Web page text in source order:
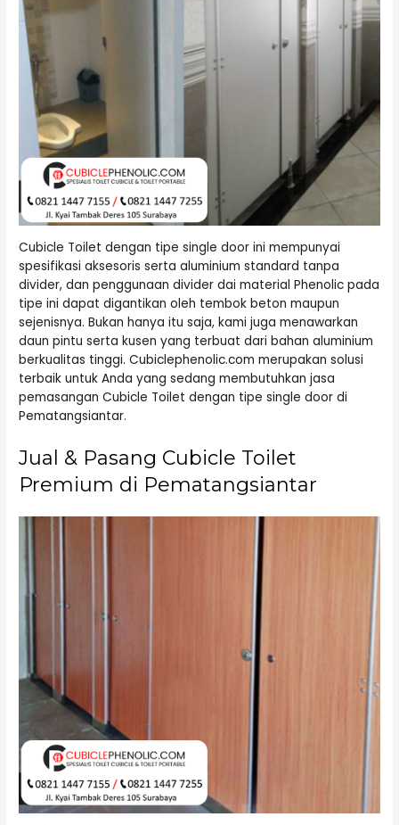
Cubicle Toilet dengan tipe single door ini mempunyai
spesifikasi aksesoris serta aluminium standard tanpa
divider, dan penggunaan divider dai material Phenolic pada
tipe ini dapat digantikan oleh tembok beton maupun
sejenisnya. Bukan hanya itu saja, kami juga menawarkan
daun pintu serta kusen yang terbuat dari bahan aluminium
berkualitas tinggi. Cubiclephenolic.com merupakan solusi
terbaik untuk Anda yang sedang membutuhkan jasa
pemasangan Cubicle Toilet dengan tipe single door di
Pematangsiantar.
Jual & Pasang Cubicle Toilet
Premium di Pematangsiantar